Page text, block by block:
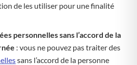
de les utiliser pour une finalité
personnelles sans l’accord de la
: vous ne pouvez pas traiter des
sans l’accord de la personne